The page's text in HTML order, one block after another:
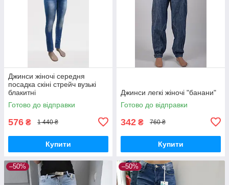
Джинси жіночі середня
посадка скіні стрейч вузькі
блакитні
Готово до відправки
576 ₴ 1 440 ₴
Купити
Джинси легкі жіночі "банани"
Готово до відправки
342 ₴ 760 ₴
Купити
–50% –50%